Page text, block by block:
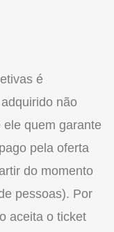
é
não
quem garante
pela oferta
do momento
pessoas). Por
aceita o ticket